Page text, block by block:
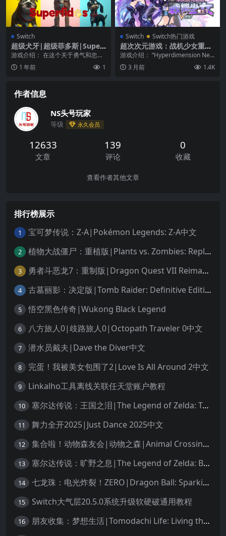
Switch
超级犬牙|超级菲多斯|Super
fidos
游戏介绍： 在这个关于勇气和忠诚
的冒险中，帮助肯尼、莱尼和麦克
斯拯救人类。在这个...
1 年前 1
Switch Switch热门游戏
超次次元游戏：战机少女重生
3V世纪|Hyperdimension N
eptunia Re;Birth3 V GENER
ATION中文
游戏介绍： “Hyperdimension Nep
tunia V”现在成为“Re...
3 月前 1.4K
作者信息
NS头号玩家
等级 永久会员
12633
文章
139
评论
0
收藏
查看作者其他文章
排行榜展示
1 宝可梦传说：Z-A|Pokémon Legends: Z-A中文
2 植物大战僵尸：重植版|Plants vs. Zombies: Replanted中文
3 勇者斗恶龙7：重制版|Dragon Quest VII Reimagined中文
4 古墓丽影：决定版|Tomb Raider: Definitive Edition中文
5 悟空黑色传奇|Wukong Black Legend
6 八方旅人0|歧路旅人0|Octopath Traveler 0中文
7 潜水员戴夫|Dave the Diver中文
8 完蛋！我被美女包围了2|Love Is All Around 2中文
9 Linkalho工具离线关联任天堂账户教程
10 塞尔达传说：王国之泪|The Legend of Zelda: Tears of the Kingdom中文
11 舞力全开2025|Just Dance 2025中文
12 集合啦！动物森友会|动物之森|Animal Crossing: New Horizons中文
13 塞尔达传说：旷野之息|The Legend of Zelda: Breath of the Wild中文
14 七龙珠：电光炸裂！ZERO|Dragon Ball: Sparking! Zero中文
15 Switch大气层20.5.0系统升级软硬破通用教程
16 朋友收集：梦想生活|Tomodachi Life: Living the Dream中文